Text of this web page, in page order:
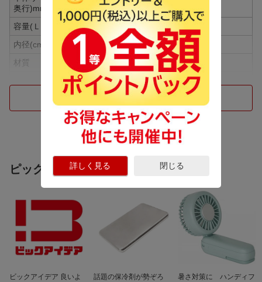
詳しく見る 閉じる
奥行)mm
容量(Ｌ)
2.4L
内径(cm)
28cm
材質
アルミ
無
材質 : （本体）アルミ（ハンドル）ベー
クライト
オーブン不可
電子レンジ不可
つづきを見る
ピックアップ商品
ビックアイデア 良いよ
話題の保冷剤が勢ぞろ
暑さ対策に ハンディフ